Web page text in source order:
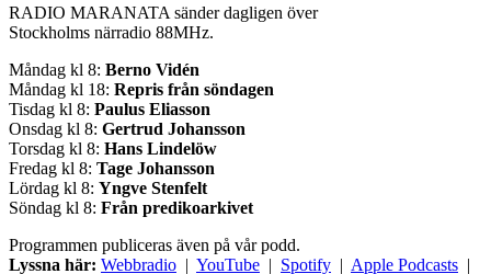
RADIO MARANATA sänder dagligen över
Stockholms närradio 88MHz.
Måndag kl 8: Berno Vidén
Måndag kl 18: Repris från söndagen
Tisdag kl 8: Paulus Eliasson
Onsdag kl 8: Gertrud Johansson
Torsdag kl 8: Hans Lindelöw
Fredag kl 8: Tage Johansson
Lördag kl 8: Yngve Stenfelt
Söndag kl 8: Från predikoarkivet
Programmen publiceras även på vår podd.
Lyssna här: Webbradio | YouTube | Spotify | Apple Podcasts |